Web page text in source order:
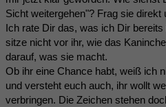
Sicht weitergehen"? Frag sie direkt
Ich rate Dir das, was ich Dir
sitze nicht vor ihr, wie das
darauf, was sie macht.
Ob ihr eine Chance habt, weiß ich
und versteht euch auch, ihr wollt
verbringen. Die Zeichen stehen